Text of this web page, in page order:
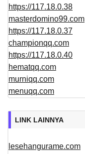
https://117.18.0.38
masterdomino99.com
https://117.18.0.37
championqq.com
https://117.18.0.40
hematqq.com
murniqq.com
menuqq.com
LINK LAINNYA
lesehangurame.com